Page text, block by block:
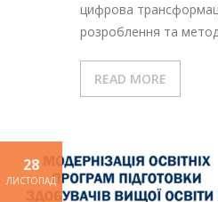
цифрова
розроблення та
READ MORE
28
ЛИСТОПАД